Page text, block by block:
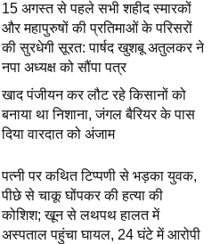
15 अगस्त से पहले सभी शहीद स्मारकों
और महापुरुषों की प्रतिमाओं के परिसरों
की सुरधेगी सूरत: पार्षद खुशबू अतुलकर ने
नपा अध्यक्ष को सौंपा पत्र
खाद पंजीयन कर लौट रहे किसानों को
बनाया था निशाना, जंगल बैरियर के पास
दिया वारदात को अंजाम
पत्नी पर कथित टिप्पणी से भड़का युवक,
पीछे से चाकू घोंपकर की हत्या की
कोशिश; खून से लथपथ हालत में
अस्पताल पहुंचा घायल, 24 घंटे में आरोपी